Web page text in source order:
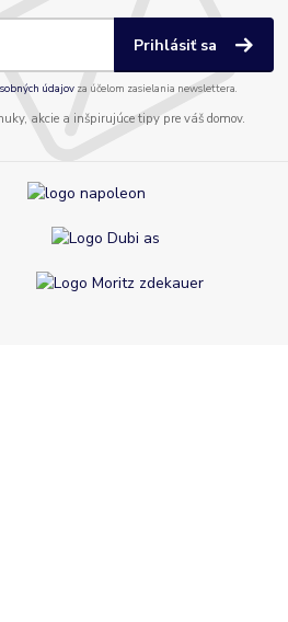
Prihlásiť sa
údajov za účelom zasielania newslettera.
akcie a inšpirujúce tipy pre váš domov.